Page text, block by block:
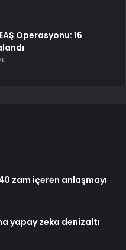
Operasyonu: 16
zam içeren anlaşmayı
yapay zeka denizaltı